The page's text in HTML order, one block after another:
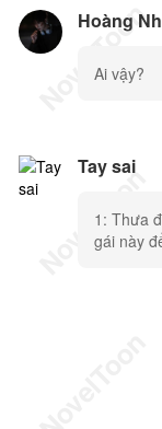
Hoàng
Ai vậy?
Tay sai
1: Thưa
gái này